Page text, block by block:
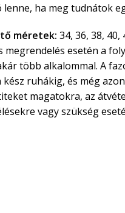
lenne, ha meg tudnátok
méretek: 34, 36, 38, 40,
megrendelés esetén a
több alkalommal. A
kész ruhákig, és még
magatokra, az
vagy szükség